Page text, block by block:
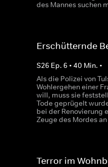
des Mannes suchen
Erschütternde
S26 Ep. 6 • 40 Min. •
Als die Polizei von
Wohlergehen einer
will, muss sie
Tode geprügelt
bei der Renovierung
Zeuge des Mordes
Terror im